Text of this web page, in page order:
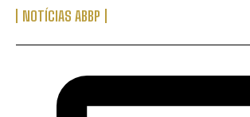
NOTÍCIAS ABBP